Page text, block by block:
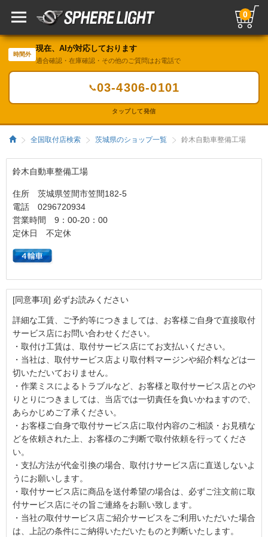
0
時間外
現在、AIが対応しております
適合確認・在庫確認・その他のご質問はお電話で
📞03-4306-0101
タップして発信
全国取付店検索 茨城県のショップ一覧 鈴木自動車整備工場
鈴木自動車整備工場
住所 茨城県笠間市笠間182-5
電話 0296720934
営業時間 9：00‐20：00
定休日 不定休
[同意事項] 必ずお読みください
詳細な工賃、ご予約等につきましては、お客様ご自身で直接取付
サービス店にお問い合わせください。
・取付け工賃は、取付サービス店にてお支払いください。
・当社は、取付サービス店より取付料マージンや紹介料などは一
切いただいておりません。
・作業ミスによるトラブルなど、お客様と取付サービス店とのや
りとりにつきましては、当店では一切責任を負いかねますので、
あらかじめご了承ください。
・お客様ご自身で取付サービス店に取付内容のご相談・お見積な
どを依頼された上、お客様のご判断で取付依頼を行ってくださ
い。
・支払方法が代金引換の場合、取付けサービス店に直送しないよ
うにお願いします。
・取付サービス店に商品を送付希望の場合は、必ずご注文前に取
付サービス店にその旨ご連絡をお願い致します。
・当社の取付サービス店ご紹介サービスをご利用いただいた場合
は、上記の条件にご納得いただいたものと判断いたします。